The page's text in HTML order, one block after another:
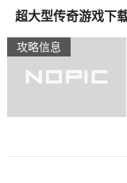
攻略信息
超大型传奇游戏下